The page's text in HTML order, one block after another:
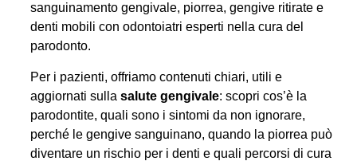
sanguinamento gengivale, piorrea, gengive ritirate e
denti mobili con odontoiatri esperti nella cura del
parodonto.
Per i pazienti, offriamo contenuti chiari, utili e
aggiornati sullasalute gengivale: scopri cos’è la
parodontite, quali sono i sintomi da non ignorare,
perché le gengive sanguinano, quando la piorrea può
diventare un rischio per i denti e quali percorsi di cura